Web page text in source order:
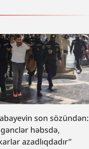
son sözündən:
həbsdə,
azadlıqdadır”